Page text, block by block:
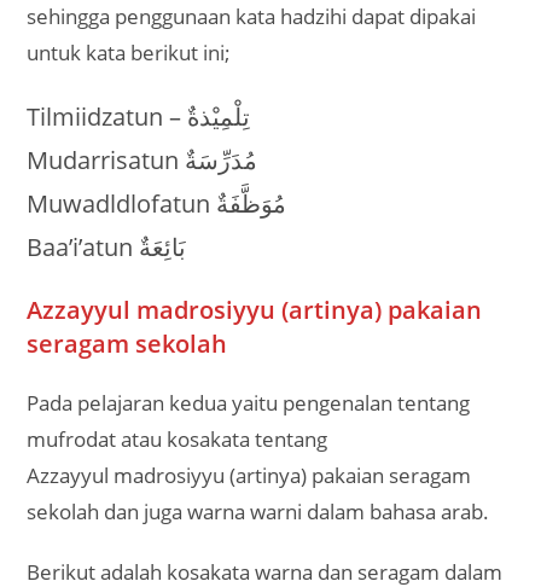
sehingga penggunaan kata hadzihi dapat dipakai
untuk kata berikut ini;
Tilmiidzatun – تِلْمِيْذةٌ
Mudarrisatun مُدَرِّسَةٌ
Muwadldlofatun مُوَظَّفَةٌ
Baa’i’atun بَائِعَةٌ
Azzayyul madrosiyyu (artinya) pakaian
seragam sekolah
Pada pelajaran kedua yaitu pengenalan tentang
mufrodat atau kosakata tentang
Azzayyul madrosiyyu (artinya) pakaian seragam
sekolah dan juga warna warni dalam bahasa arab.
Berikut adalah kosakata warna dan seragam dalam